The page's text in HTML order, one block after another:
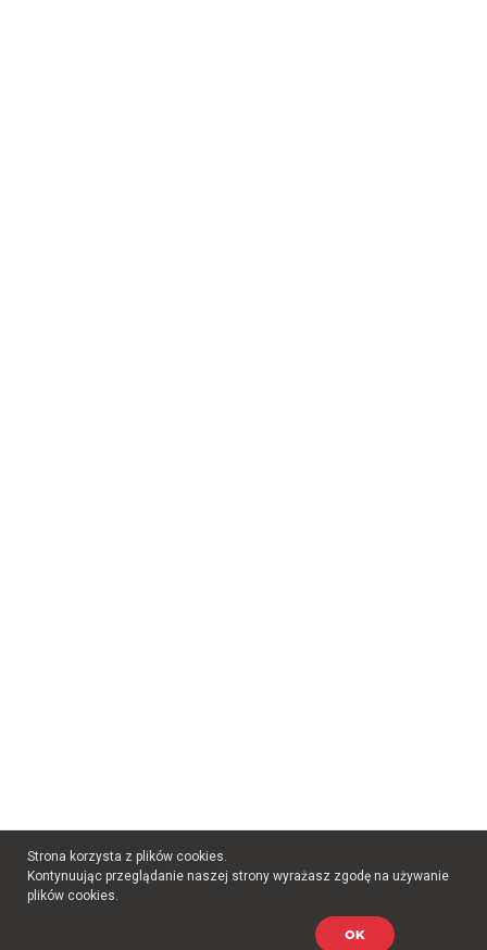
Strona korzysta z plików cookies.
Kontynuując przeglądanie naszej strony wyrażasz zgodę na używanie
plików cookies.
OK